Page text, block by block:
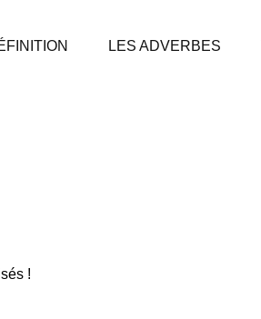
LES ADVERBES
!